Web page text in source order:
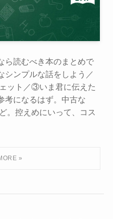
ら読むべき本のまとめで
ンプルな話をしよう／
ット／③いま君に伝えた
考になるはず。中古な
。控えめにいって、コス